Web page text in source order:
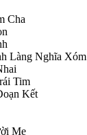
Cha
Làng Nghĩa Xóm
Tim
Kết
Mẹ